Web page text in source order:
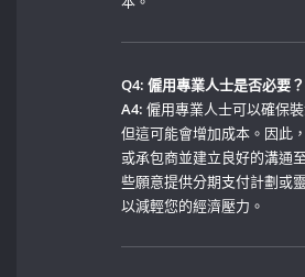
Q4: 僱用專業人士是否必要
A4: 僱用專業人士可以確保
但這可能會增加成本。因此
或承包商並建立良好的溝通
些願意提供分期支付計劃或
以減輕您的經濟壓力。